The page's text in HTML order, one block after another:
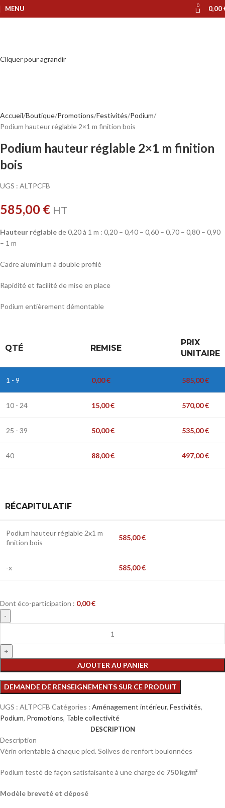
MENU 0 0,00
Cliquer pour agrandir
Accueil Boutique Promotions Festivités Podium
Podium hauteur réglable 2×1 m finition bois
Podium hauteur réglable 2×1 m finition
bois
UGS : ALTPCFB
585,00 € HT
Hauteur réglablede 0,20 à 1 m : 0,20 – 0,40 – 0,60 – 0,70 – 0,80 – 0,90
– 1 m
Cadre aluminium à double profilé
Rapidité et facilité de mise en place
Podium entièrement démontable
QTÉ REMISE
PRIX
UNITAIRE
1 - 9 0,00€ 585,00€
10 - 24 15,00€ 570,00€
25 - 39 50,00€ 535,00€
40 88,00€ 497,00€
RÉCAPITULATIF
Podium hauteur réglable 2x1 m
finition bois
585,00€
-x 585,00€
Dont éco-participation : 0,00€
AJOUTER AU PANIER
UGS : ALTPCFB Catégories : Aménagement intérieur, Festivités,
Podium, Promotions, Table collectivité
DESCRIPTION
Description
Vérin orientable à chaque pied. Solives de renfort boulonnées
Podium testé de façon satisfaisante à une charge de 750 kg/m²
Modèle breveté et déposé